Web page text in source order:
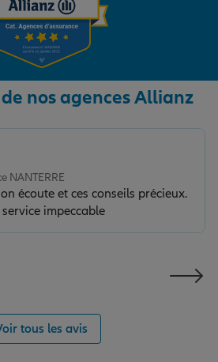
nos agences Allianz
NANTERRE
écoute et ces conseils précieux.
impeccable
tous les avis